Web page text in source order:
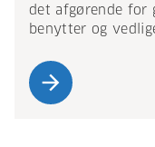
det afgørende for
benytter og
arrow_forward